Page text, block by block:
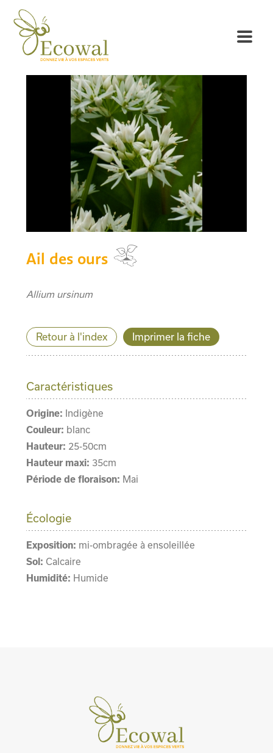
Ail des ours
Allium ursinum
Retour à l'index Imprimer la fiche
Caractéristiques
Origine: Indigène
Couleur: blanc
Hauteur: 25-50cm
Hauteur maxi: 35cm
Période de floraison: Mai
Écologie
Exposition: mi-ombragée à ensoleillée
Sol: Calcaire
Humidité: Humide